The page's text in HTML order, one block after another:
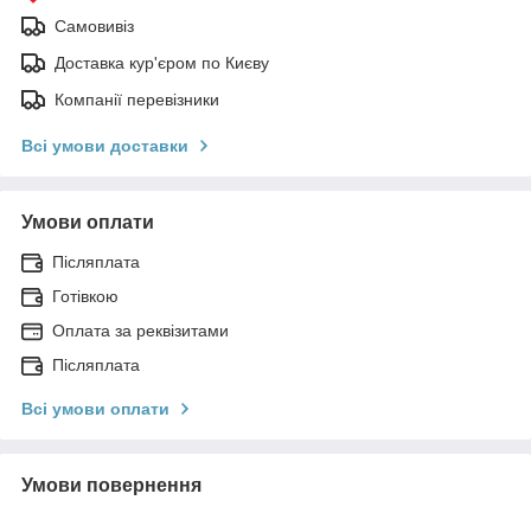
Самовивіз
Доставка кур'єром по Києву
Компанії перевізники
Всі умови доставки
Умови оплати
Післяплата
Готівкою
Оплата за реквізитами
Післяплата
Всі умови оплати
Умови повернення